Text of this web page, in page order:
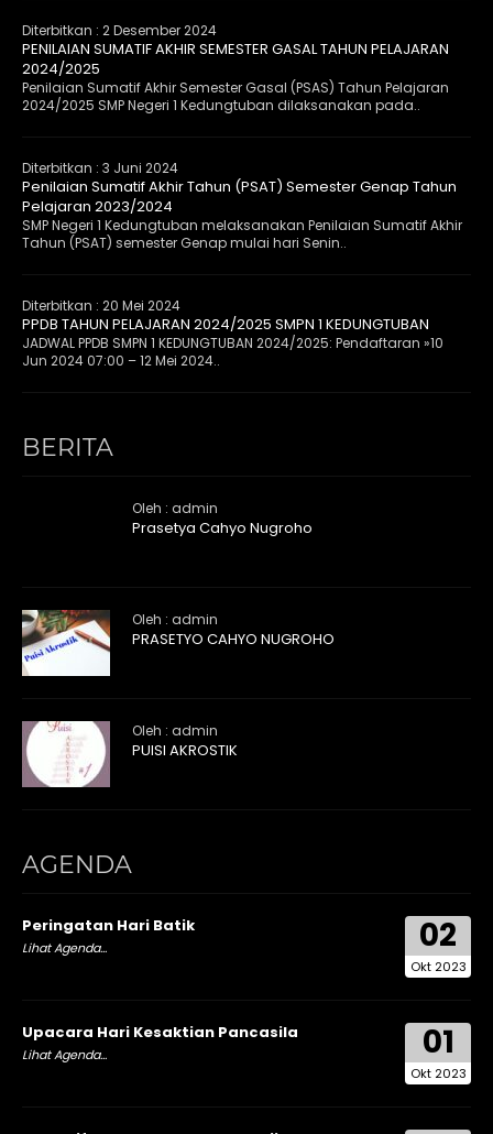
Diterbitkan : 2 Desember 2024
PENILAIAN SUMATIF AKHIR SEMESTER GASAL TAHUN PELAJARAN
2024/2025
Penilaian Sumatif Akhir Semester Gasal (PSAS) Tahun Pelajaran
2024/2025 SMP Negeri 1 Kedungtuban dilaksanakan pada..
Diterbitkan : 3 Juni 2024
Penilaian Sumatif Akhir Tahun (PSAT) Semester Genap Tahun
Pelajaran 2023/2024
SMP Negeri 1 Kedungtuban melaksanakan Penilaian Sumatif Akhir
Tahun (PSAT) semester Genap mulai hari Senin..
Diterbitkan : 20 Mei 2024
PPDB TAHUN PELAJARAN 2024/2025 SMPN 1 KEDUNGTUBAN
JADWAL PPDB SMPN 1 KEDUNGTUBAN 2024/2025: Pendaftaran »10
Jun 2024 07:00 – 12 Mei 2024..
BERITA
Oleh : admin
Prasetya Cahyo Nugroho
Oleh : admin
PRASETYO CAHYO NUGROHO
Oleh : admin
PUISI AKROSTIK
AGENDA
02
Okt 2023
Peringatan Hari Batik
Lihat Agenda...
01
Okt 2023
Upacara Hari Kesaktian Pancasila
Lihat Agenda...